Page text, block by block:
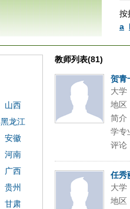
按
a
教师列表(81)
贺青
大学
地区
简介
学专
评论
任秀
大学
地区
山西
黑龙江
安徽
河南
广西
贵州
甘肃